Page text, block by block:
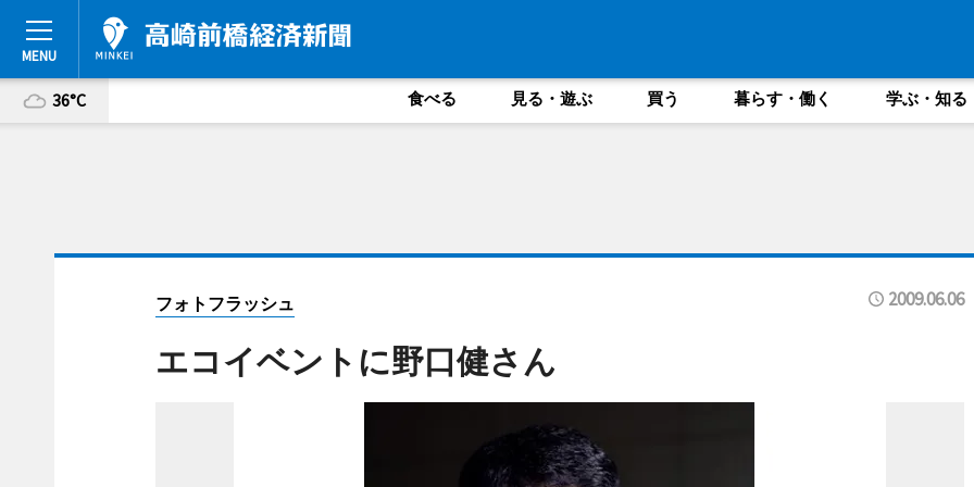
36°C 食べる 見る・遊ぶ 買う 暮らす・働く 学ぶ・知る
フォトフラッシュ 2009.06.06
エコイベントに野口健さん